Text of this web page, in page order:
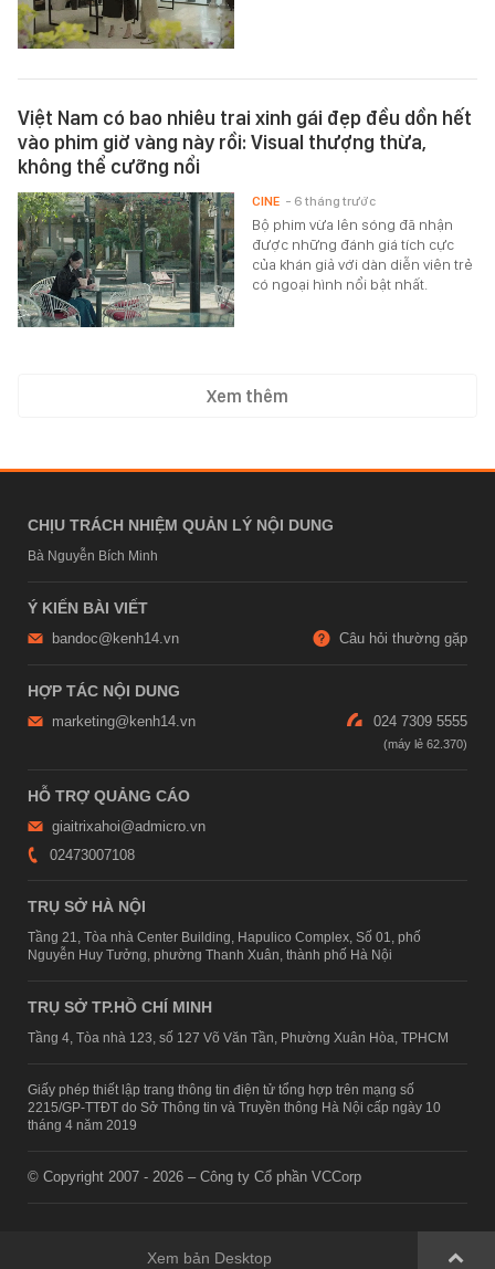
Việt Nam có bao nhiêu trai xinh gái đẹp đều dồn hết
vào phim giờ vàng này rồi: Visual thượng thừa,
không thể cưỡng nổi
Bộ phim vừa lên sóng đã nhận
được những đánh giá tích cực
của khán giả với dàn diễn viên trẻ
có ngoại hình nổi bật nhất.
CINE - 6 tháng trước
Xem thêm
CHỊU TRÁCH NHIỆM QUẢN LÝ NỘI DUNG
Bà Nguyễn Bích Minh
Ý KIẾN BÀI VIẾT
bandoc@kenh14.vn Câu hỏi thường gặp
HỢP TÁC NỘI DUNG
marketing@kenh14.vn 024 7309 5555
HỖ TRỢ QUẢNG CÁO
giaitrixahoi@admicro.vn
02473007108
TRỤ SỞ HÀ NỘI
Tầng 21, Tòa nhà Center Building, Hapulico Complex, Số 01, phố
Nguyễn Huy Tưởng, phường Thanh Xuân, thành phố Hà Nội
TRỤ SỞ TP.HỒ CHÍ MINH
Tầng 4, Tòa nhà 123, số 127 Võ Văn Tần, Phường Xuân Hòa, TPHCM
Giấy phép thiết lập trang thông tin điện tử tổng hợp trên mạng số
2215/GP-TTĐT do Sở Thông tin và Truyền thông Hà Nội cấp ngày 10
tháng 4 năm 2019
© Copyright 2007 - 2026 – Công ty Cổ phần VCCorp
Xem bản Desktop